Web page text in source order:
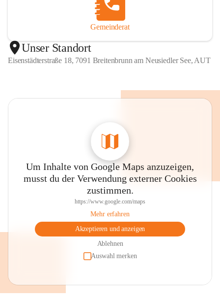
Gemeinderat
Unser Standort
Eisenstädterstraße 18, 7091 Breitenbrunn am Neusiedler See, AUT
Um Inhalte von Google Maps anzuzeigen,
musst du der Verwendung externer Cookies
zustimmen.
https://www.google.com/maps
Mehr erfahren
Akzeptieren und anzeigen
Ablehnen
Auswahl merken